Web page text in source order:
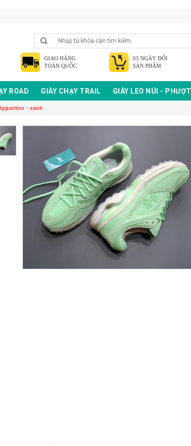
GIAO HÀNG
TOÀN QUỐC
03 NGÀY ĐỔI
SẢN PHẨM
ROAD GIÀY CHẠY TRAIL GIÀY LEO NÚI - PHƯỢT
- xanh